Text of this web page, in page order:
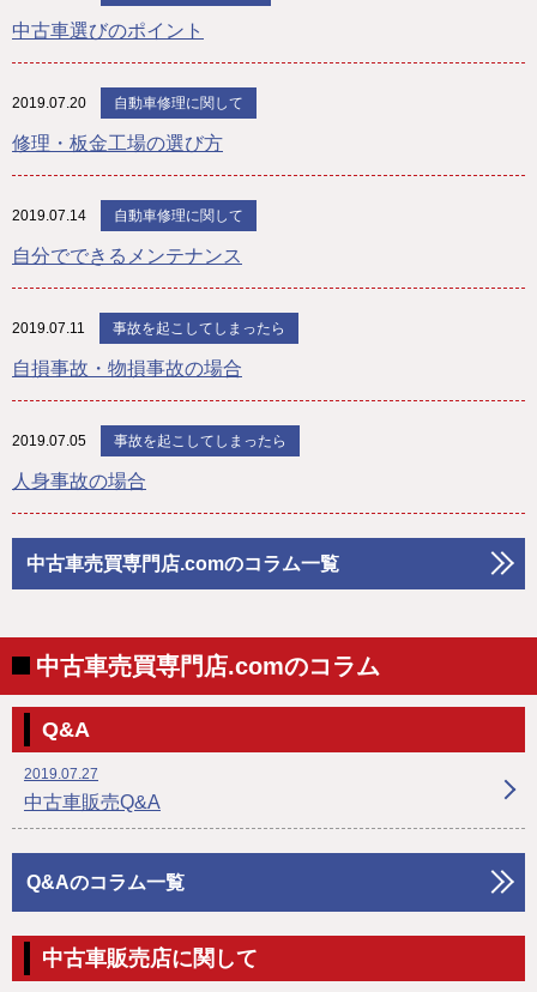
中古車選びのポイント
2019.07.20 自動車修理に関して
修理・板金工場の選び方
2019.07.14 自動車修理に関して
自分でできるメンテナンス
2019.07.11 事故を起こしてしまったら
自損事故・物損事故の場合
2019.07.05 事故を起こしてしまったら
人身事故の場合
中古車売買専門店.comのコラム一覧
中古車売買専門店.comのコラム
Q&A
2019.07.27
中古車販売Q&A
Q&Aのコラム一覧
中古車販売店に関して